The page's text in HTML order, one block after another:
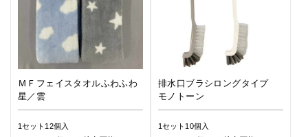
ＭＦフェイスタオルふわふわ
星／雲
1セット12個入
排水口ブラシロングタイプ
モノトーン
1セット10個入